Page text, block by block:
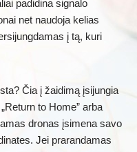
padidina signalo
net naudoja kelias
į tą, kuri
Čia į žaidimą įsijungia
to Home” arba
dronas įsimena savo
Jei prarandamas